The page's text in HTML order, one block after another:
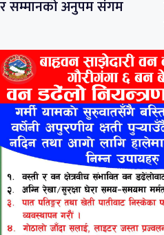
र सम्मानको अनुपम संगम